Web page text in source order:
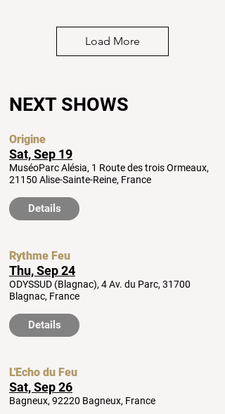
Load More
NEXT SHOWS
Origine
Sat, Sep 19
MuséoParc Alésia, 1 Route des trois Ormeaux,
21150 Alise-Sainte-Reine, France
Details
Rythme Feu
Thu, Sep 24
ODYSSUD (Blagnac), 4 Av. du Parc, 31700
Blagnac, France
Details
L'Echo du Feu
Sat, Sep 26
Bagneux, 92220 Bagneux, France